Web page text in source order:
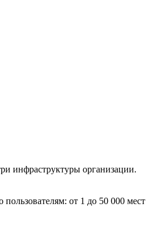
инфраструктуры организации.
пользователям: от 1 до 50 000 мест